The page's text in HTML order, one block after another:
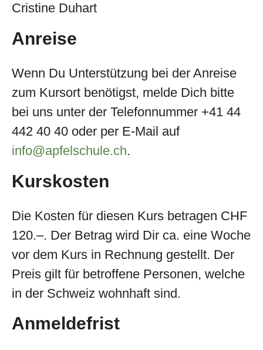
Cristine Duhart
Anreise
Wenn Du Unterstützung bei der Anreise
zum Kursort benötigst, melde Dich bitte
bei uns unter der Telefonnummer +41 44
442 40 40 oder per E-Mail auf
info@apfelschule.ch.
Kurskosten
Die Kosten für diesen Kurs betragen CHF
120.–. Der Betrag wird Dir ca. eine Woche
vor dem Kurs in Rechnung gestellt. Der
Preis gilt für betroffene Personen, welche
in der Schweiz wohnhaft sind.
Anmeldefrist